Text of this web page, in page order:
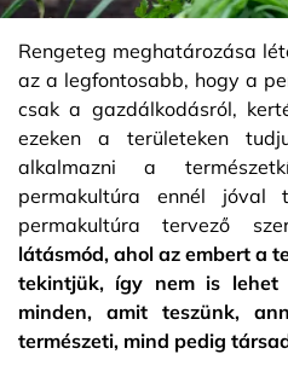
Rengeteg meghatározása
az a legfontosabb, hogy a
csak a gazdálkodásról,
ezeken a területeken
alkalmazni a
permakultúra ennél jóval
permakultúra tervező
látásmód, ahol az embert a
tekintjük, így nem is lehet
minden, amit teszünk,
természeti, mind pedig